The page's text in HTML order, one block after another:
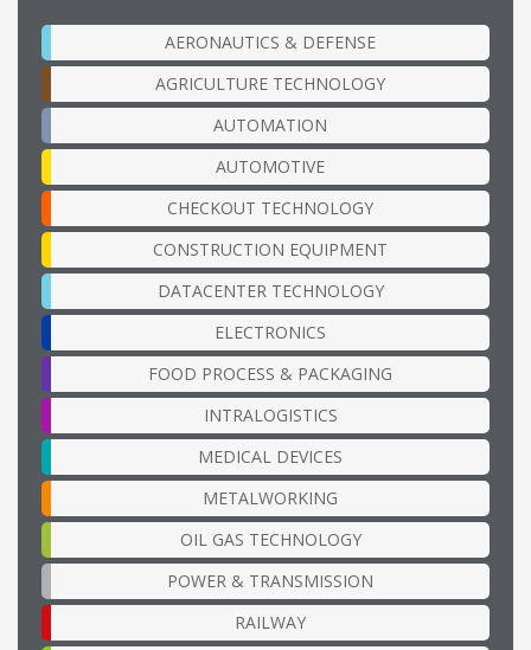
AERONAUTICS & DEFENSE
AGRICULTURE TECHNOLOGY
AUTOMATION
AUTOMOTIVE
CHECKOUT TECHNOLOGY
CONSTRUCTION EQUIPMENT
DATACENTER TECHNOLOGY
ELECTRONICS
FOOD PROCESS & PACKAGING
INTRALOGISTICS
MEDICAL DEVICES
METALWORKING
OIL GAS TECHNOLOGY
POWER & TRANSMISSION
RAILWAY